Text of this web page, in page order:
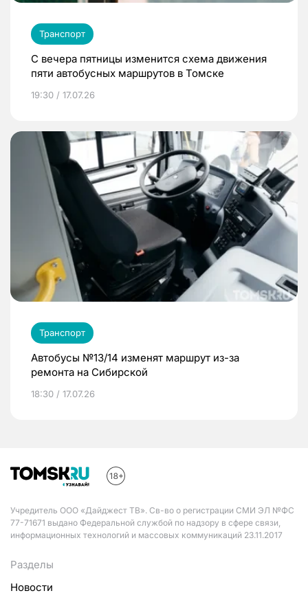
Транспорт
С вечера пятницы изменится схема движения
пяти автобусных маршрутов в Томске
19:30 / 17.07.26
Транспорт
Автобусы №13/14 изменят маршрут из-за
ремонта на Сибирской
18:30 / 17.07.26
Учредитель ООО «Дайджест ТВ». Св-во о регистрации СМИ ЭЛ №ФС
77-71671 выдано Федеральной службой по надзору в сфере связи,
информационных технологий и массовых коммуникаций 23.11.2017
Разделы
Новости